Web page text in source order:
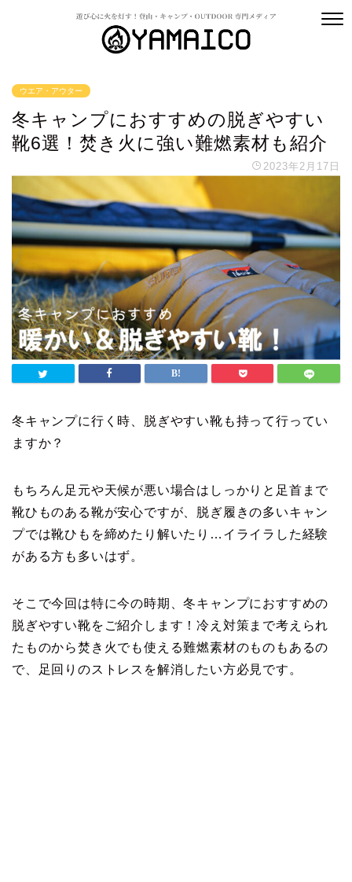
ウエア・アウター
冬キャンプにおすすめの脱ぎやすい
靴6選！焚き火に強い難燃素材も紹介
2023年2月17日
冬キャンプに行く時、脱ぎやすい靴も持って行ってい
ますか？
もちろん足元や天候が悪い場合はしっかりと足首まで
靴ひものある靴が安心ですが、脱ぎ履きの多いキャン
プでは靴ひもを締めたり解いたり…イライラした経験
がある方も多いはず。
そこで今回は特に今の時期、冬キャンプにおすすめの
脱ぎやすい靴をご紹介します！冷え対策まで考えられ
たものから焚き火でも使える難燃素材のものもあるの
で、足回りのストレスを解消したい方必見です。